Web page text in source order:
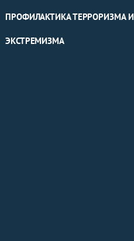
ПРОФИЛАКТИКА ТЕРРОРИЗМА И
ЭКСТРЕМИЗМА